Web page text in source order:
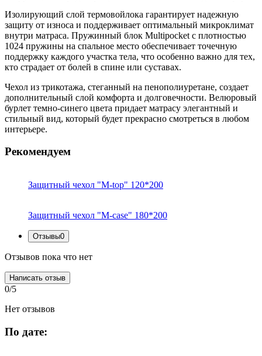
Изолирующий слой термовойлока гарантирует надежную
защиту от износа и поддерживает оптимальный микроклимат
внутри матраса. Пружинный блок Multipocket с плотностью
1024 пружины на спальное место обеспечивает точечную
поддержку каждого участка тела, что особенно важно для тех,
кто страдает от болей в спине или суставах.
Чехол из трикотажа, стеганный на пенополиуретане, создает
дополнительный слой комфорта и долговечности. Велюровый
бурлет темно-синего цвета придает матрасу элегантный и
стильный вид, который будет прекрасно смотреться в любом
интерьере.
Рекомендуем
Защитный чехол "M-top" 120*200
Защитный чехол "M-case" 180*200
Отзывы0
Отзывов пока что нет
Написать отзыв
0/5
Нет отзывов
По дате: